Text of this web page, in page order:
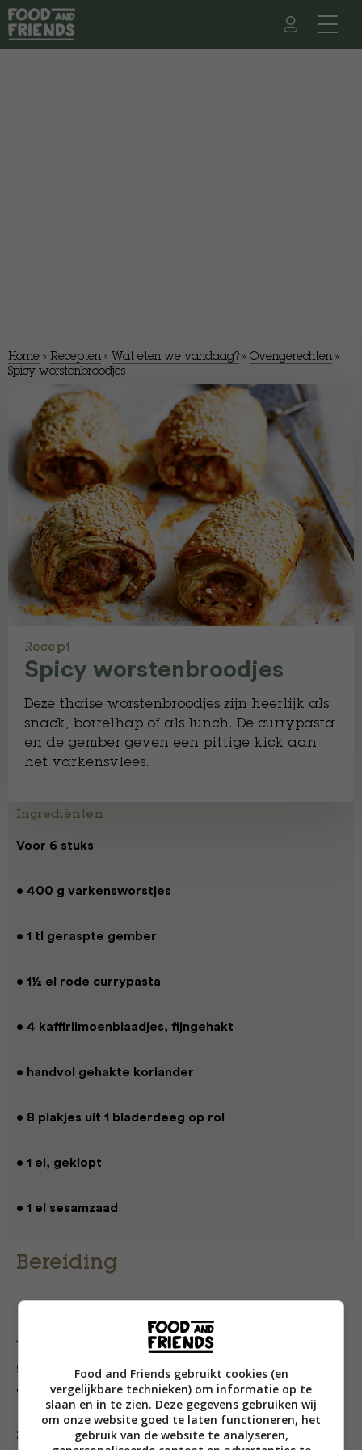
Home » Recepten » Wat eten we vandaag? » Ovengerechten »
Spicy worstenbroodjes
Recept
Spicy worstenbroodjes
Deze thaise worstenbroodjes zijn heerlijk als
snack, borrelhap of als lunch. De currypasta
en de gember geven een pittige kick aan
het varkensvlees.
Ingrediënten
Voor 6 stuks
• 400 g varkensworstjes
• 1 tl geraspte gember
• 1½ el rode currypasta
• 4 kaffirlimoenblaadjes, fijngehakt
• handvol gehakte koriander
• 8 plakjes uit 1 bladerdeeg op rol
• 1 ei, geklopt
• 1 el sesamzaad
Bereiding
1. Knijp het worstvlees uit de velletjes en prak de
gember, currypasta, limoenblaadjes en koriander
erdoor.
2. Leg 4 plakjes bladerdeeg op elkaar, rol tot een
Food and Friends gebruikt cookies (en
vergelijkbare technieken) om informatie op te
slaan en in te zien. Deze gegevens gebruiken wij
om onze website goed te laten functioneren, het
gebruik van de website te analyseren,